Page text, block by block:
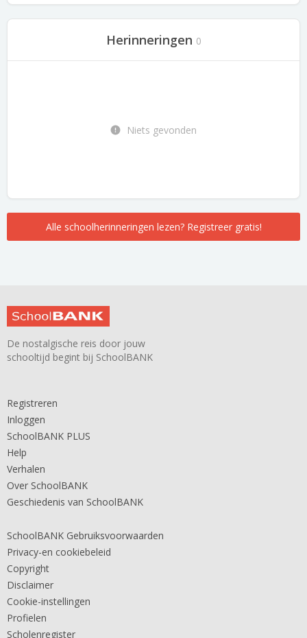
Herinneringen 0
Niets gevonden
Alle schoolherinneringen lezen? Registreer gratis!
De nostalgische reis door jouw
schooltijd begint bij SchoolBANK
Registreren
Inloggen
SchoolBANK PLUS
Help
Verhalen
Over SchoolBANK
Geschiedenis van SchoolBANK
SchoolBANK Gebruiksvoorwaarden
Privacy-en cookiebeleid
Copyright
Disclaimer
Cookie-instellingen
Profielen
Scholenregister